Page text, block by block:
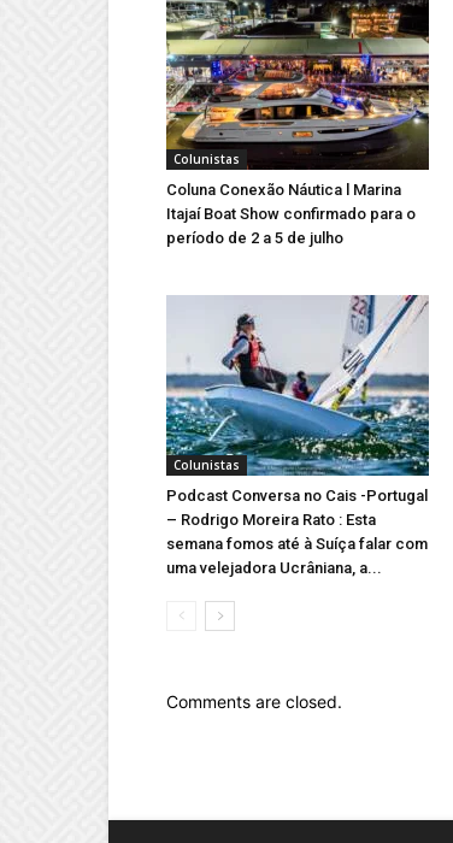
Colunistas
Coluna Conexão Náutica l Marina
Itajaí Boat Show confirmado para o
período de 2 a 5 de julho
Colunistas
Podcast Conversa no Cais -Portugal
– Rodrigo Moreira Rato : Esta
semana fomos até à Suíça falar com
uma velejadora Ucrâniana, a...
Comments are closed.